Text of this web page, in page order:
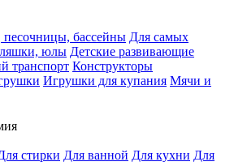
песочницы, бассейны Для самых
юлы Детские развивающие
транспорт Конструкторы
Игрушки для купания Мячи и
стирки Для ванной Для кухни Для